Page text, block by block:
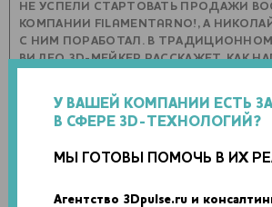
У ВАШЕЙ КОМПАНИИ ЕСТЬ
В СФЕРЕ 3D-ТЕХНОЛОГИЙ?
МЫ ГОТОВЫ ПОМОЧЬ В ИХ
Агентство 3Dpulse.ru и
НЕ УСПЕЛИ СТАРТОВАТЬ ПРОДАЖИ
КОМПАНИИ FILAMENTARNO!, А
С НИМ ПОРАБОТАЛ. В
ВИДЕО 3D-МЕЙКЕР РАССКАЖЕТ, КАК
0 комментариев 0 фото